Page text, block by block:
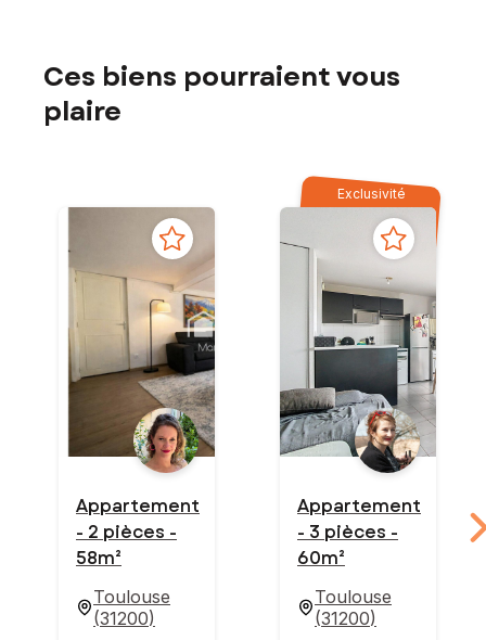
Ces biens pourraient vous
plaire
Appartement
- 2 pièces -
58m²
Toulouse
(31200)
Exclusivité
Appartement
- 3 pièces -
60m²
Toulouse
(31200)